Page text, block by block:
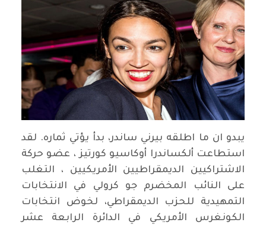
يبدو ان ما اطلقه بيرني ساندر، بدأ يؤتي ثماره. لقد
استطاعت ألكساندرا أوكاسيو كورتيز ، عضو حركة
الاشتراكيين الديمقراطيين الأمريكيين ، التغلب
على النائب المخضرم جو كرولي في الانتخابات
التمهيدية للحزب الديمقراطي، لخوض انتخابات
الكونغرس الأمريكي في الدائرة الرابعة عشر